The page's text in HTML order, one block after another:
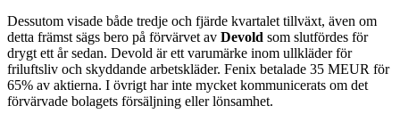
Dessutom visade både tredje och fjärde kvartalet tillväxt, även om
detta främst sägs bero på förvärvet av Devold som slutfördes för
drygt ett år sedan. Devold är ett varumärke inom ullkläder för
friluftsliv och skyddande arbetskläder. Fenix betalade 35 MEUR för
65% av aktierna. I övrigt har inte mycket kommunicerats om det
förvärvade bolagets försäljning eller lönsamhet.